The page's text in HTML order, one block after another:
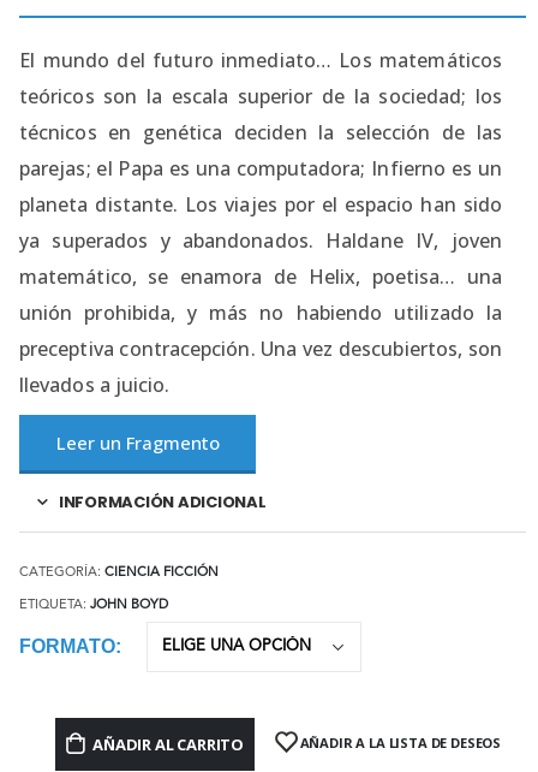
El mundo del futuro inmediato… Los matemáticos
teóricos son la escala superior de la sociedad; los
técnicos en genética deciden la selección de las
parejas; el Papa es una computadora; Infierno es un
planeta distante. Los viajes por el espacio han sido
ya superados y abandonados. Haldane IV, joven
matemático, se enamora de Helix, poetisa… una
unión prohibida, y más no habiendo utilizado la
preceptiva contracepción. Una vez descubiertos, son
llevados a juicio.
Leer un Fragmento
INFORMACIÓN ADICIONAL
CATEGORÍA: CIENCIA FICCIÓN
ETIQUETA: JOHN BOYD
FORMATO
AÑADIR AL CARRITO AÑADIR A LA LISTA DE DESEOS